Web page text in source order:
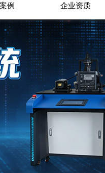
例 企业资质